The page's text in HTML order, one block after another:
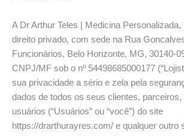
A Dr Arthur Teles | Medicina
direito privado, com sede na Rua
Funcionários, Belo Horizonte, MG, 30140-
CNPJ/MF sob o nº 54498685000177
sua privacidade a sério e zela pela
dados de todos os seus clientes,
usuários (“Usuários” ou “você”) do site
https://drarthurayres.com/ e qualquer outro